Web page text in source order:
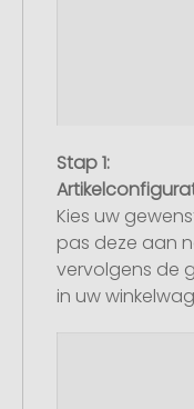
Stap 1:
Kies uw
pas deze aan
vervolgens de
in uw